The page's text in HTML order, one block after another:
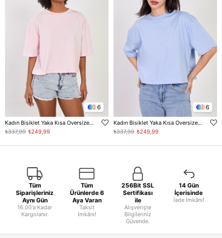
6
Kadın Bisiklet Yaka Kısa Oversize T-Shirt - Toz Pembe
₺249,99
₺337,99
6
Kadın Bisiklet Yaka Kısa Oversize T-Shirt - Bebe Mavi
₺249,99
₺337,99
Tüm
Siparişleriniz
Aynı Gün
16.00'a Kadar
Kargolanır.
Tüm
Ürünlerde 6
Aya Varan
Taksit
İmkânı!
256Bit SSL
Sertifikası
ile
Alışverişte
Bilgileriniz
Güvende.
14 Gün
İçerisinde
İade İmkânı!